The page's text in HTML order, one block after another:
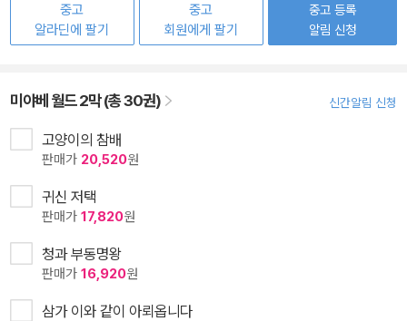
중고
알라딘에 팔기
중고
회원에게 팔기
중고 등록
알림 신청
미야베 월드 2막 (총 30권) 신간알림 신청
고양이의 참배
판매가 20,520원
귀신 저택
판매가 17,820원
청과 부동명왕
판매가 16,920원
삼가 이와 같이 아뢰옵니다